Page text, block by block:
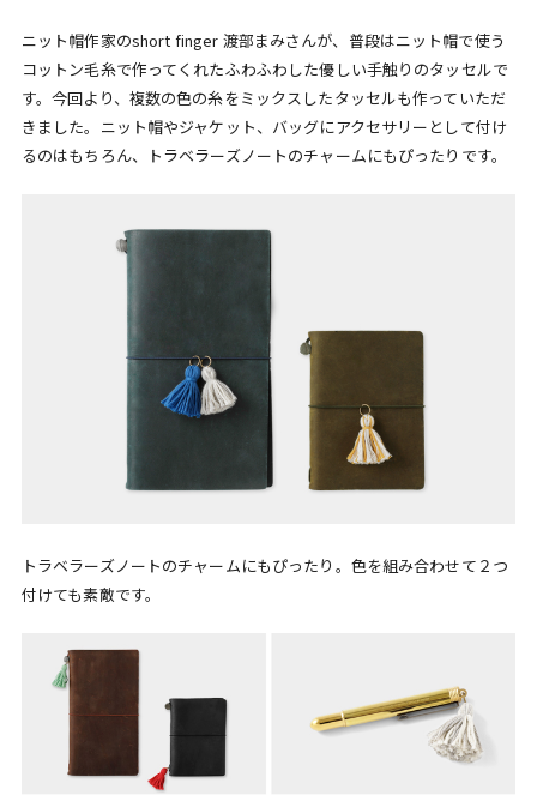
ニット帽作家のshort finger 渡部まみさんが、普段はニット帽で使う
コットン毛糸で作ってくれたふわふわした優しい手触りのタッセルで
す。今回より、複数の色の糸をミックスしたタッセルも作っていただ
きました。ニット帽やジャケット、バッグにアクセサリーとして付け
るのはもちろん、トラベラーズノートのチャームにもぴったりです。
トラベラーズノートのチャームにもぴったり。色を組み合わせて２つ
付けても素敵です。